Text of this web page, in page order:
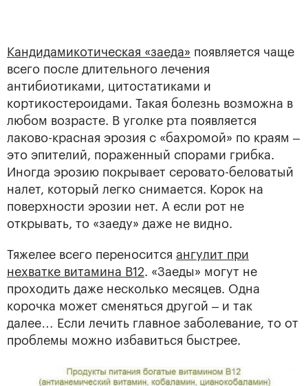
Кандидамикотическая «заеда» появляется чаще
всего после длительного лечения
антибиотиками, цитостатиками и
кортикостероидами. Такая болезнь возможна в
любом возрасте. В уголке рта появляется
лаково-красная эрозия с «бахромой» по краям –
это эпителий, пораженный спорами грибка.
Иногда эрозию покрывает серовато-беловатый
налет, который легко снимается. Корок на
поверхности эрозии нет. А если рот не
открывать, то «заеду» даже не видно.
Тяжелее всего переносится ангулит при
нехватке витамина В12. «Заеды» могут не
проходить даже несколько месяцев. Одна
корочка может сменяться другой – и так
далее… Если лечить главное заболевание, то от
проблемы можно избавиться быстрее.